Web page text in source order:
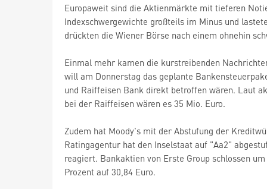
Europaweit sind die Aktienmärkte mit tieferen
Indexschwergewichte großteils im Minus und
drückten die Wiener Börse nach einem ohnehin
Einmal mehr kamen die kurstreibenden
will am Donnerstag das geplante
und Raiffeisen Bank direkt betroffen wären. Laut
bei der Raiffeisen wären es 35 Mio. Euro.
Zudem hat Moody's mit der Abstufung der
Ratingagentur hat den Inselstaat auf "Aa2"
reagiert. Bankaktien von Erste Group schlossen
Prozent auf 30,84 Euro.